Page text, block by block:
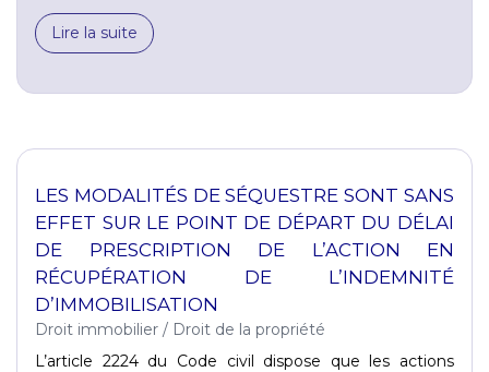
Lire la suite
LES MODALITÉS DE SÉQUESTRE SONT SANS
EFFET SUR LE POINT DE DÉPART DU DÉLAI
DE PRESCRIPTION DE L’ACTION EN
RÉCUPÉRATION DE L’INDEMNITÉ
D’IMMOBILISATION
Droit immobilier / Droit de la propriété
L’article 2224 du Code civil dispose que les actions